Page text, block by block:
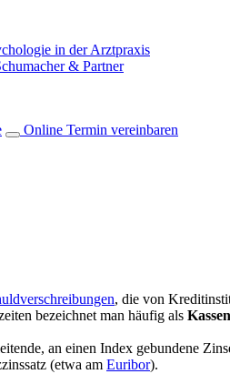
in der Arztpraxis
& Partner
Online Termin vereinbaren
, die von
bezeichnet man häufig als
an einen Index gebundene
(etwa am Euribor).